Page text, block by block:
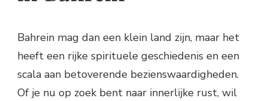
Bahrein mag dan een klein land zijn, maar het
heeft een rijke spirituele geschiedenis en een
scala aan betoverende bezienswaardigheden.
Of je nu op zoek bent naar innerlijke rust, wil